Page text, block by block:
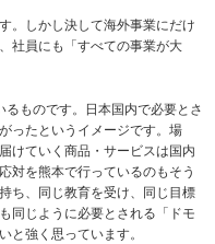
。しかし決して海外事業にだけ
社員にも「すべての事業が大
ものです。日本国内で必要とさ
ったというイメージです。場
けていく商品・サービスは国内
対を熊本で行っているのもそう
ち、同じ教育を受け、同じ目標
同じように必要とされる「ドモ
と強く思っています。